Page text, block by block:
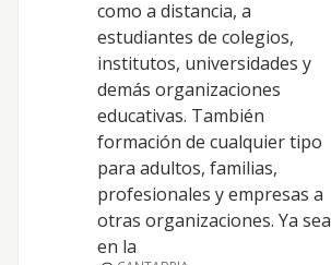
como a distancia, a
estudiantes de colegios,
institutos, universidades y
demás organizaciones
educativas. También
formación de cualquier tipo
para adultos, familias,
profesionales y empresas a
otras organizaciones. Ya sea
en la